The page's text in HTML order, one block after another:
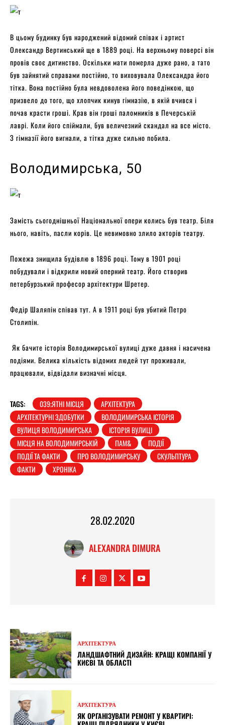
В цьому будинку був народжений відомий співак і артист
Олександр Вертинський ще в 1889 році. На верхньому поверсі він
провів своє дитинство. Оскільки мати померла дуже рано, а тато
був зайнятий справами постійно, то виховувала Олександра його
тітка. Вона постійно була невдоволена його поведінкою, що
призвело до того, що хлопчик кинув гімназію, в якій вчився і
почав красти гроші. Крав він гроші паломників в Печерській
лаврі. Коли його спіймали, був величезний скандал на все місто.
З гімназії його вигнали, а тітка дуже сильно побила.
Володимирська, 50
Замість сьогоднішньої Національної опери колись був театр. Біля
нього, навіть, пасли корів. Це невимовно злило акторів театру.
Пожежа знищила будівлю в 1896 році. Тому в 1901 році
побудували і відкрили новий оперний театр. Його створив
петербурзький професор архітектури Шретер.
Федір Шаляпін співав тут. А в 1911 році був убитий Петро
Столипін.
Як бачите історія Володимирської вулиці дуже давня і насичена
подіями. Велика кількість відомих людей тут проживали,
працювали, відвідали визначні місця.
TAGS: 039;ЯТНІ МІСЦЯ
АРХІТЕКТУРА
АРХІТЕКТУРНІ ЗДОБУТКИ
ВОЛОДИМИРСЬКА ІСТОРІЯ
ВУЛИЦЯ ВОЛОДИМИРСЬКА
ІСТОРІЯ ВУЛИЦІ
МІСЦЯ НА ВОЛОДИМИРСЬКІЙ
ПАМ&
ПОДІЇ
ПОДІЇ ТА ФАКТИ
ПРО ВОЛОДИМИРСЬКУ
СКУЛЬПТУРА
ФАКТИ
ХРОНІКА
28.02.2020
ALEXANDRA DIMURA
АРХІТЕКТУРА
ЛАНДШАФТНИЙ ДИЗАЙН: КРАЩІ КОМПАНІЇ У
КИЄВІ ТА ОБЛАСТІ
АРХІТЕКТУРА
ЯК ОРГАНІЗУВАТИ РЕМОНТ У КВАРТИРІ: